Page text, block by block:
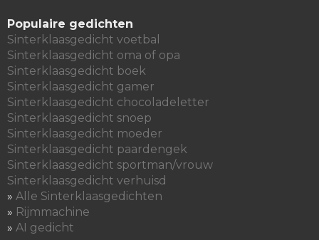
Populaire gedichten
Sinterklaasgedicht voetbal
Sinterklaasgedicht oma of opa
Sinterklaasgedicht boek
Sinterklaasgedicht gamer
Sinterklaasgedicht chocoladeletter
Sinterklaasgedicht snoep
Sinterklaasgedicht moeder
Sinterklaasgedicht paardengek
Sinterklaasgedicht sportman/vrouw
Sinterklaasgedicht verhuisd
» Alle Sinterklaasgedichten
» Rijmmachine
» AI gedicht